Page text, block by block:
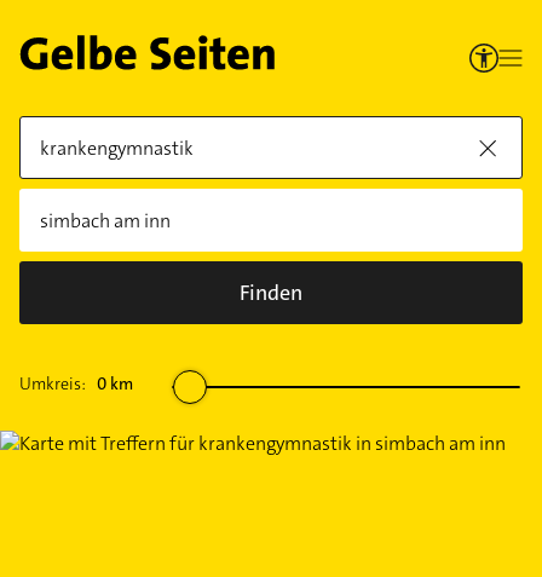
Finden
Umkreis: 0 km